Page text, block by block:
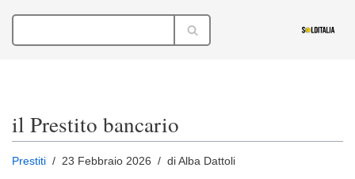
Vai
il Prestito bancario
Prestiti 23 Febbraio 2026 di Alba Dattoli